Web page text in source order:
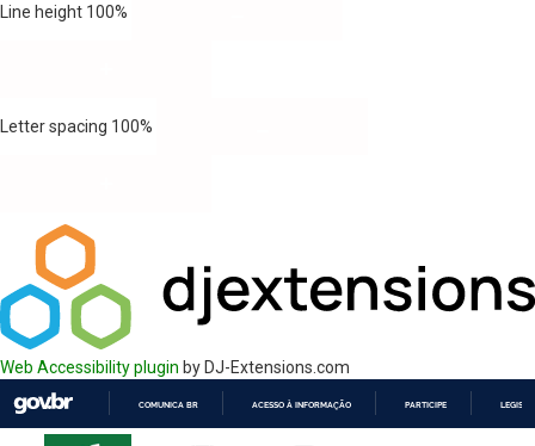
Line height 100%
Letter spacing 100%
Web Accessibility plugin by DJ-Extensions.com
COMUNICA BR ACESSO À INFORMAÇÃO PARTICIPE